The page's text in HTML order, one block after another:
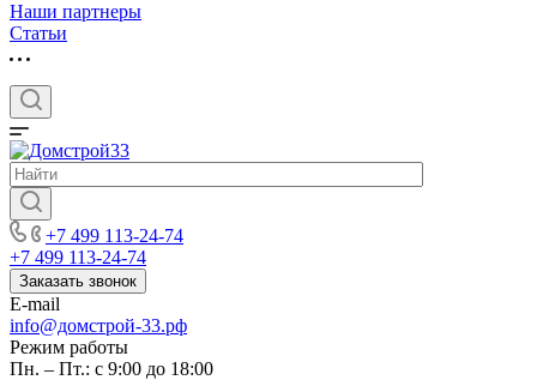
Наши партнеры
Статьи
+7 499 113-24-74
+7 499 113-24-74
Заказать звонок
E-mail
info@домстрой-33.рф
Режим работы
Пн. – Пт.: с 9:00 до 18:00